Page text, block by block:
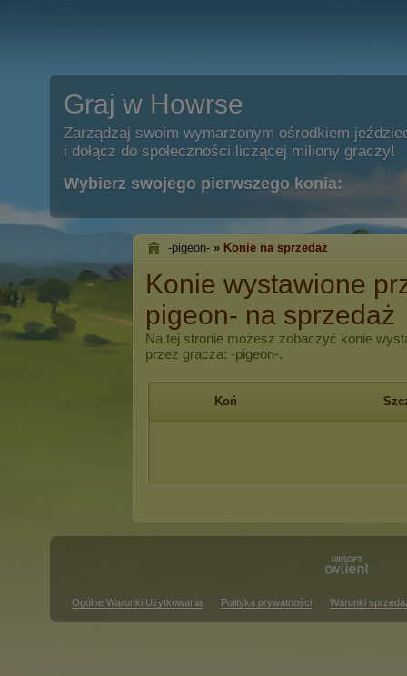
Graj w Howrse
Zarządzaj swoim wymarzonym ośrodkiem
i dołącz do społeczności liczącej miliony graczy!
Wybierz swojego pierwszego konia:
-pigeon- » Konie na sprzedaż
Konie wystawione
pigeon- na sprzedaż
Na tej stronie możesz zobaczyć konie
przez gracza: -pigeon-.
Koń
Ogólne Warunki Użytkowania Polityka prywatności Warunki